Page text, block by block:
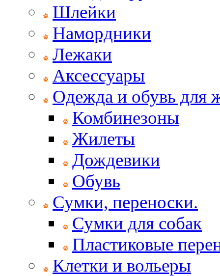
Шлейки
Намордники
Лежаки
Аксессуары
Одежда и обувь для
Комбинезоны
Жилеты
Дождевики
Обувь
Сумки, переноски.
Сумки для собак
Пластиковые
Клетки и вольеры